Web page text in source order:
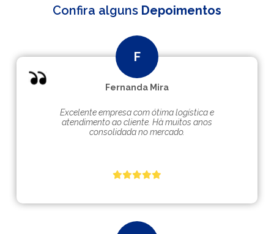
Confira alguns Depoimentos
Fernanda Mira
Excelente empresa com ótima logística e
atendimento ao cliente. Hà muitos anos
consolidada no mercado.